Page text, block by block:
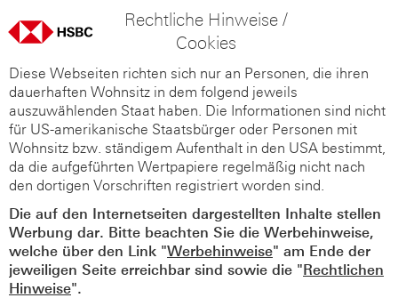
Rechtliche Hinweise /
Cookies
Diese Webseiten richten sich nur an Personen, die ihren
dauerhaften Wohnsitz in dem folgend jeweils
auszuwählenden Staat haben. Die Informationen sind nicht
für US-amerikanische Staatsbürger oder Personen mit
Wohnsitz bzw. ständigem Aufenthalt in den USA bestimmt,
da die aufgeführten Wertpapiere regelmäßig nicht nach
den dortigen Vorschriften registriert worden sind.
Die auf den Internetseiten dargestellten Inhalte stellen
Werbung dar. Bitte beachten Sie die Werbehinweise,
welche über den Link "Werbehinweise" am Ende der
jeweiligen Seite erreichbar sind sowie die "Rechtlichen
Hinweise".